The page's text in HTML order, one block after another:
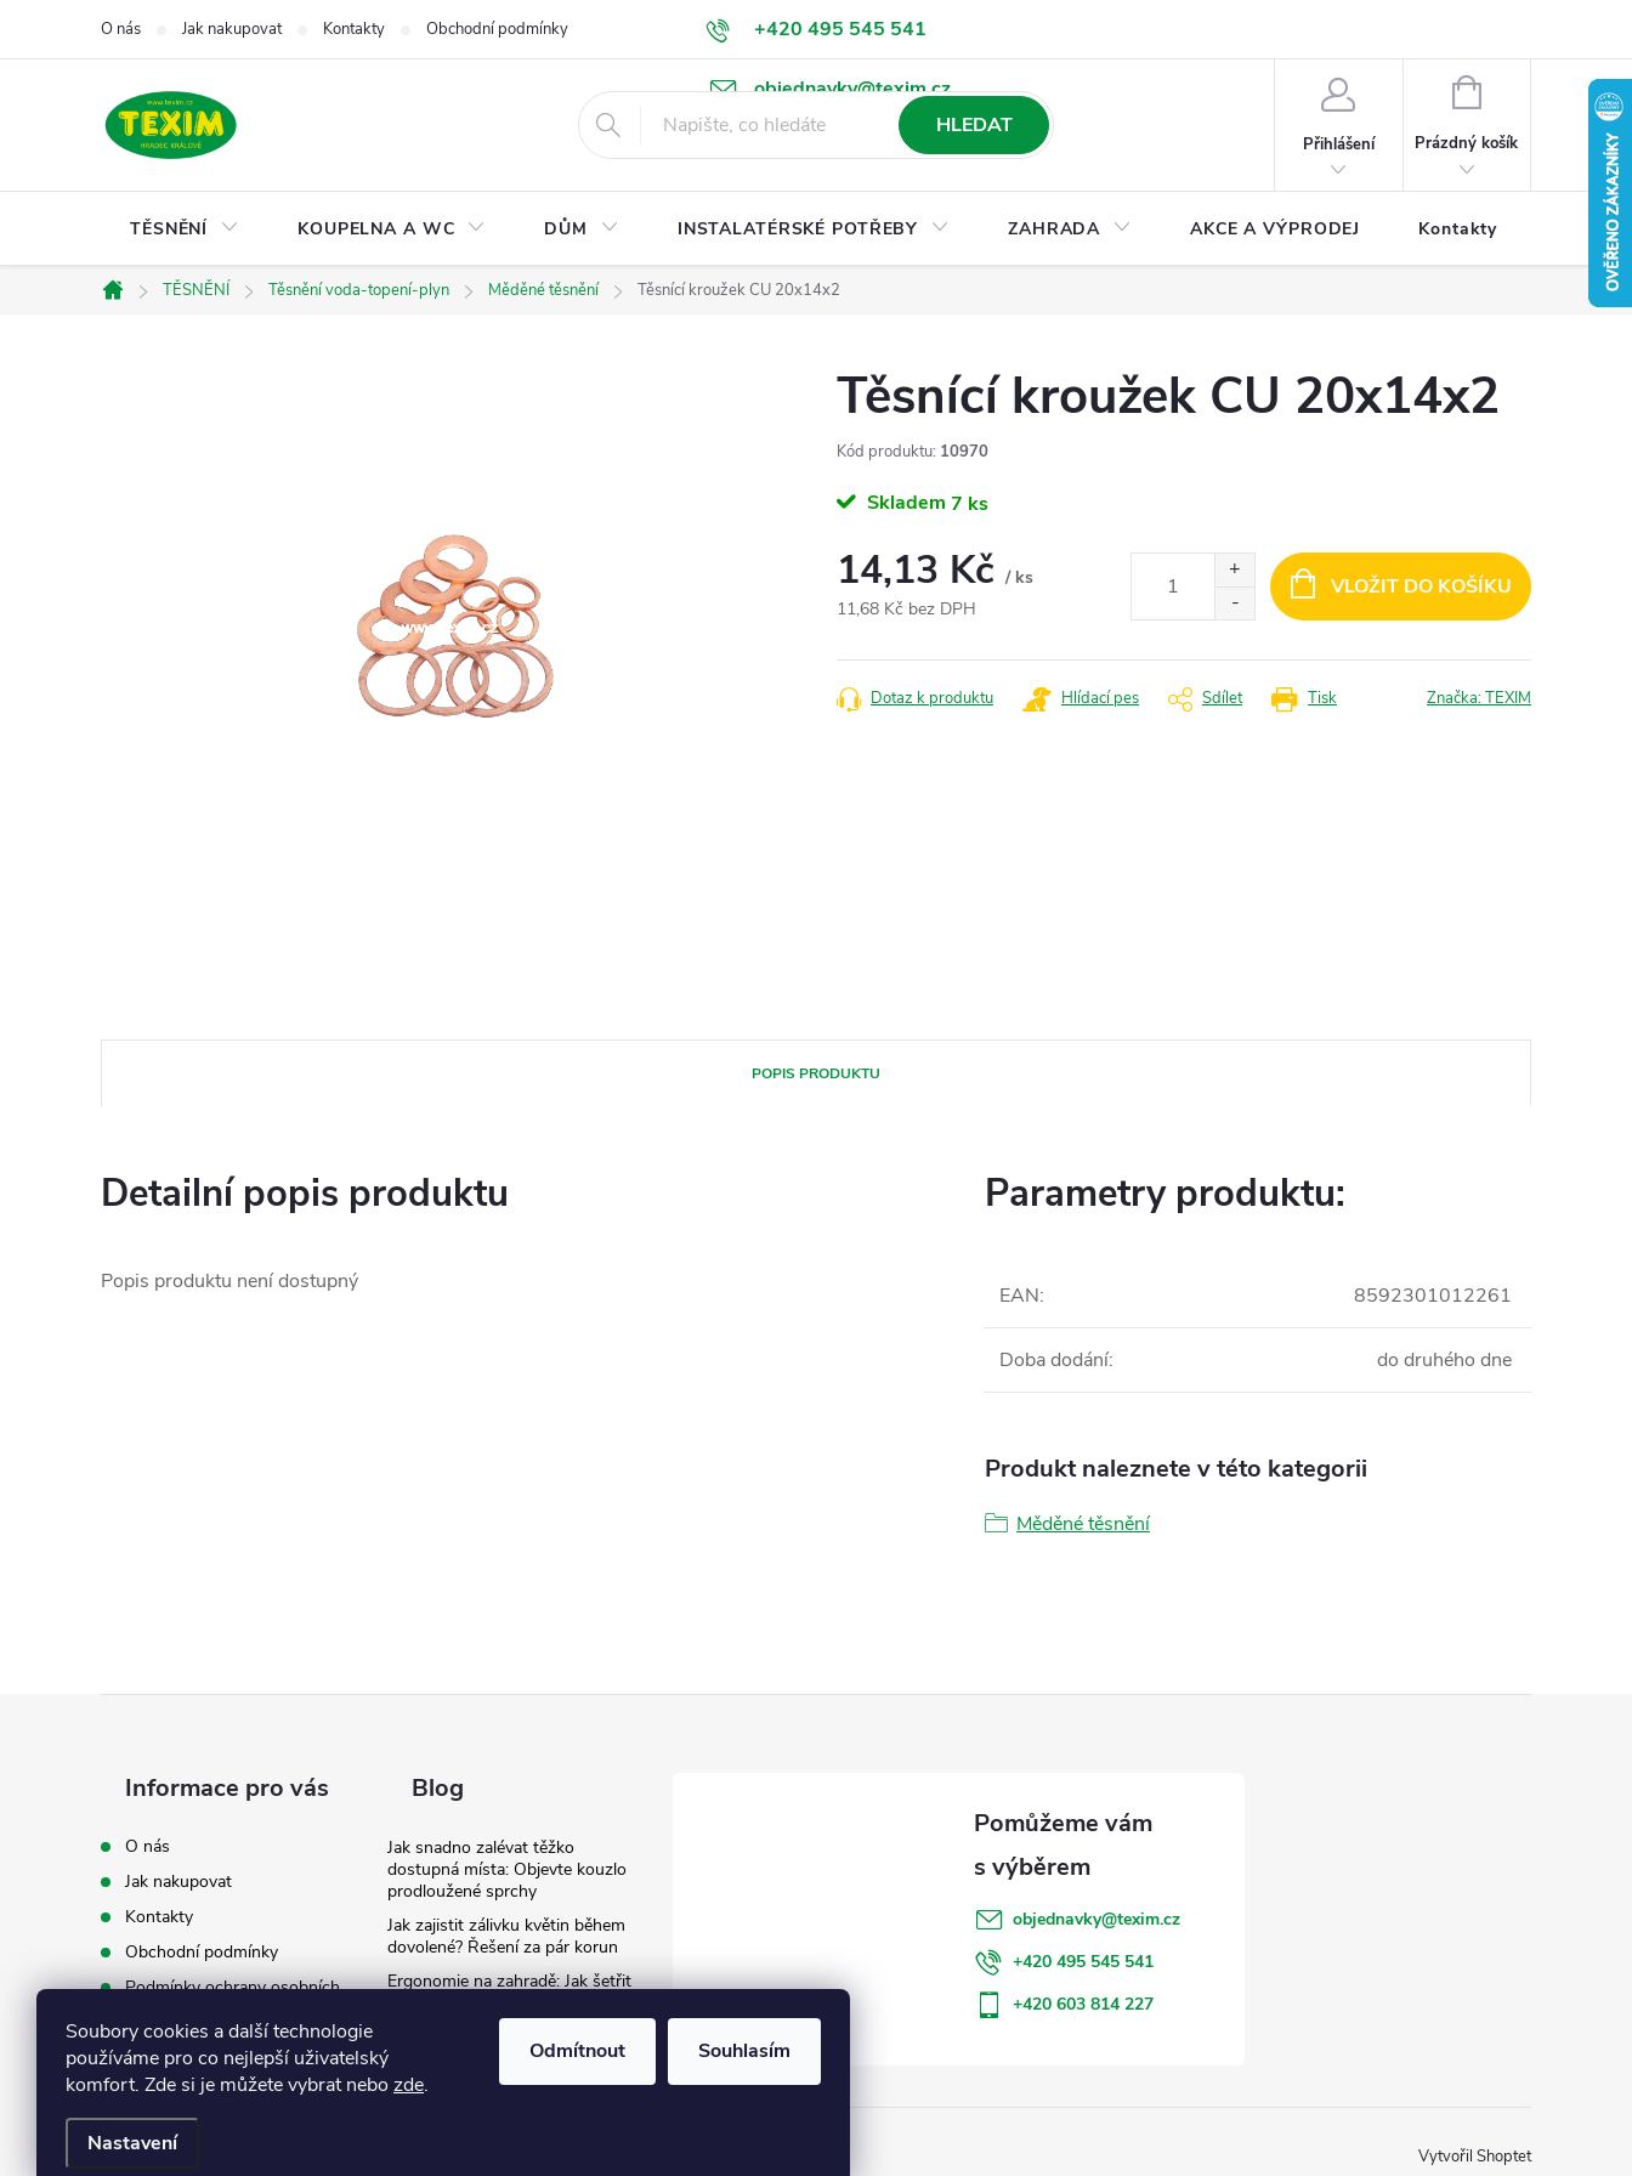
Soubory cookies a další technologie
používáme pro co nejlepší uživatelský
komfort. Zde si je můžete vybrat nebo zde.
Nastavení
Odmítnout Souhlasím
+420 495 545 541
objednavky@texim.cz
O nás Jak nakupovat Kontakty Obchodní podmínky Podmínky ochrany osobních údajů Ke stažení
HLEDAT
Přihlášení
NÁKUPNÍ
Prázdný košík
TĚSNĚNÍ KOUPELNA A WC DŮM INSTALATÉRSKÉ POTŘEBY ZAHRADA AKCE A VÝPRODEJ Kontakty
Domů
TĚSNĚNÍ Těsnění voda-topení-plyn Měděné těsnění Těsnící kroužek CU 20x14x2
Těsnící kroužek CU 20x14x2
Kód produktu: 10970
Skladem 7 ks
14,13 Kč / ks
11,68 Kč bez DPH
cena:
VLOŽIT DO KOŠÍKU
Tisk
Dotaz k produktu Hlídací pes Sdílet Značka:TEXIM
POPIS PRODUKTU
Detailní popis produktu
Popis produktu není dostupný
Parametry produktu:
EAN: 8592301012261
Doba dodání: do druhého dne
Produkt naleznete v této kategorii
Měděné těsnění
Informace pro vás
O nás
Jak nakupovat
Kontakty
Obchodní podmínky
Podmínky ochrany osobních
Ke stažení
Blog
Jak snadno zalévat těžko
dostupná místa: Objevte kouzlo
prodloužené sprchy
Jak zajistit zálivku květin během
dovolené? Řešení za pár korun
Ergonomie na zahradě: Jak šetřit
objednavky@texim.cz
+420 495 545 541
+420 603 814 227
Vytvořil Shoptet
Copyright 2026